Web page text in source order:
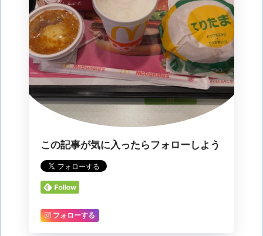
この記事が気に入ったらフォローしよう
フォローする